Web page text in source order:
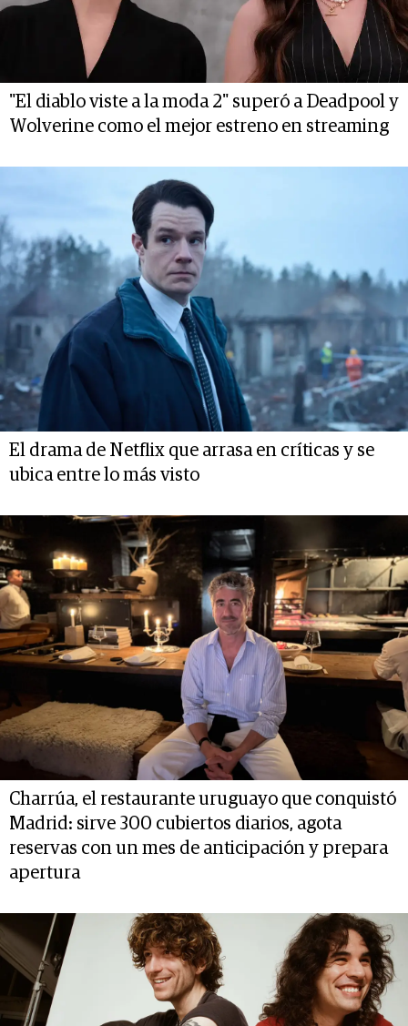
"El diablo viste a la moda 2" superó a Deadpool y
Wolverine como el mejor estreno en streaming
El drama de Netflix que arrasa en críticas y se
ubica entre lo más visto
Charrúa, el restaurante uruguayo que conquistó
Madrid: sirve 300 cubiertos diarios, agota
reservas con un mes de anticipación y prepara
apertura